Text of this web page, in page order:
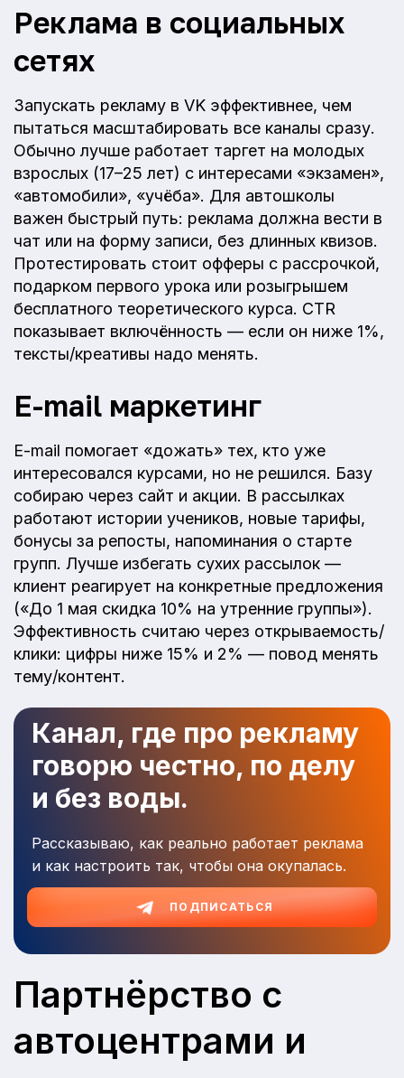
Реклама в социальных
сетях
Запускать рекламу в VK эффективнее, чем
пытаться масштабировать все каналы сразу.
Обычно лучше работает таргет на молодых
взрослых (17–25 лет) с интересами «экзамен»,
«автомобили», «учёба». Для автошколы
важен быстрый путь: реклама должна вести в
чат или на форму записи, без длинных квизов.
Протестировать стоит офферы с рассрочкой,
подарком первого урока или розыгрышем
бесплатного теоретического курса. CTR
показывает включённость — если он ниже 1%,
тексты/креативы надо менять.
E-mail маркетинг
E-mail помогает «дожать» тех, кто уже
интересовался курсами, но не решился. Базу
собираю через сайт и акции. В рассылках
работают истории учеников, новые тарифы,
бонусы за репосты, напоминания о старте
групп. Лучше избегать сухих рассылок —
клиент реагирует на конкретные предложения
(«До 1 мая скидка 10% на утренние группы»).
Эффективность считаю через открываемость/
клики: цифры ниже 15% и 2% — повод менять
тему/контент.
Канал, где про рекламу
говорю честно, по делу
и без воды.
Рассказываю, как реально работает реклама
и как настроить так, чтобы она окупалась.
ПОДПИСАТЬСЯ
Партнёрство с
автоцентрами и